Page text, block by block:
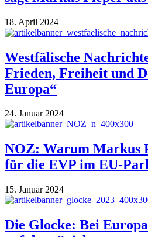
18. April 2024
Westfälische
Frieden, Freiheit und
Europa“
24. Januar 2024
NOZ: Warum Markus
für die EVP im EU-
15. Januar 2024
Die Glocke: Bei